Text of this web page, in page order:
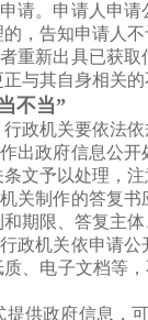
请。申请人申
，告知申请人不
重新出具已获
与其自身相关
不当”
政机关要依法
出政府信息公
文予以处理，注
关制作的答复
期限、答复主体
政机关依申请
、电子文档等
提供政府信息，